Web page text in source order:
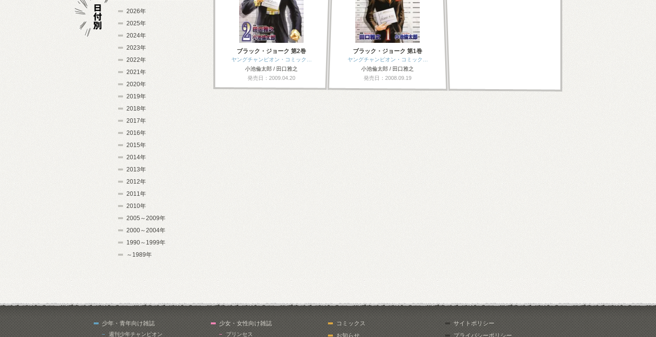
ブラック・ジョーク 第2巻
ヤングチャンピオン・コミック…
小池倫太郎 / 田口雅之
発売日：2009.04.20
ブラック・ジョーク 第1巻
ヤングチャンピオン・コミック…
小池倫太郎 / 田口雅之
発売日：2008.09.19
2026年
2025年
2024年
2023年
2022年
2021年
2020年
2019年
2018年
2017年
2016年
2015年
2014年
2013年
2012年
2011年
2010年
2005～2009年
2000～2004年
1990～1999年
～1989年
少年・青年向け雑誌
週刊少年チャンピオン
少女・女性向け雑誌
プリンセス
コミックス
お知らせ
サイトポリシー
プライバシーポリシー